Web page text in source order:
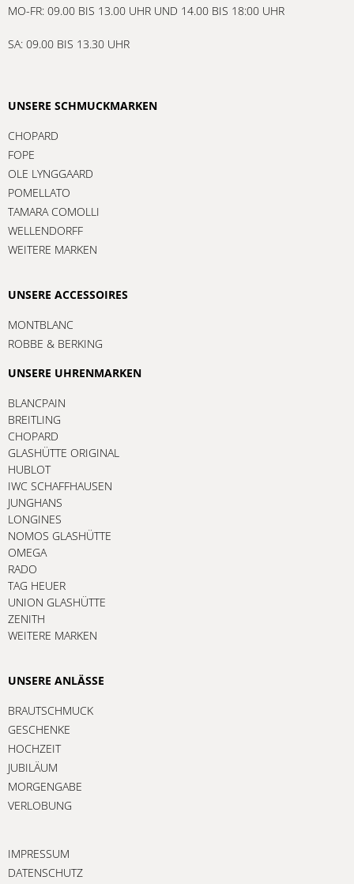
MO-FR: 09.00 BIS 13.00 UHR UND 14.00 BIS 18:00 UHR
SA: 09.00 BIS 13.30 UHR
UNSERE SCHMUCKMARKEN
CHOPARD
FOPE
OLE LYNGGAARD
POMELLATO
TAMARA COMOLLI
WELLENDORFF
WEITERE MARKEN
UNSERE ACCESSOIRES
MONTBLANC
ROBBE & BERKING
UNSERE UHRENMARKEN
BLANCPAIN
BREITLING
CHOPARD
GLASHÜTTE ORIGINAL
HUBLOT
IWC SCHAFFHAUSEN
JUNGHANS
LONGINES
NOMOS GLASHÜTTE
OMEGA
RADO
TAG HEUER
UNION GLASHÜTTE
ZENITH
WEITERE MARKEN
UNSERE ANLÄSSE
BRAUTSCHMUCK
GESCHENKE
HOCHZEIT
JUBILÄUM
MORGENGABE
VERLOBUNG
IMPRESSUM
DATENSCHUTZ